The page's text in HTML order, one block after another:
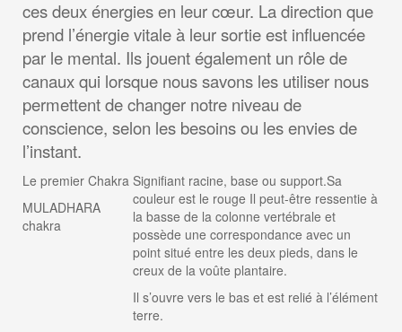
ces deux énergies en leur cœur. La direction que
prend l’énergie vitale à leur sortie est influencée
par le mental. Ils jouent également un rôle de
canaux qui lorsque nous savons les utiliser nous
permettent de changer notre niveau de
conscience, selon les besoins ou les envies de
l’instant.
Le premier Chakra
MULADHARA
chakra
Signifiant racine, base ou support.Sa
couleur est le rouge Il peut-être ressentie à
la basse de la colonne vertébrale et
possède une correspondance avec un
point situé entre les deux pieds, dans le
creux de la voûte plantaire.
Il s’ouvre vers le bas et est relié à l’élément
terre.